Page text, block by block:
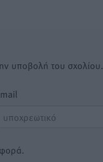
υποβολή του σχολίου.